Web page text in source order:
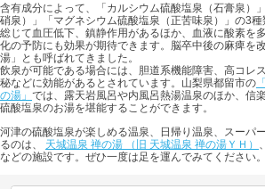
含有成分によって、「カルシウム硫酸塩泉（石膏泉）
硝泉）」「マグネシウム硫酸塩泉（正苦味泉）」の3種
総じて血圧低下、鎮静作用があるほか、血液に酸素を
化の予防にも効果が期待できます。脳卒中後の麻痺を
湯」とも呼ばれてきました。
飲泉が可能である場合には、胆道系機能障害、高コレ
秘などに効能があるとされています。山梨県都留市の
の湯」 では、露天岩風呂や内風呂熱湯温泉のほか、信
硫酸塩泉のお湯を堪能することができます。
河津の硫酸塩泉が楽しめる温泉、日帰り温泉、スーパ
るのは、 天城温泉 禅の湯 （旧 天城温泉 禅の湯ＹＨ） 、
などの施設です。ぜひ一度は足を運んでみてください。